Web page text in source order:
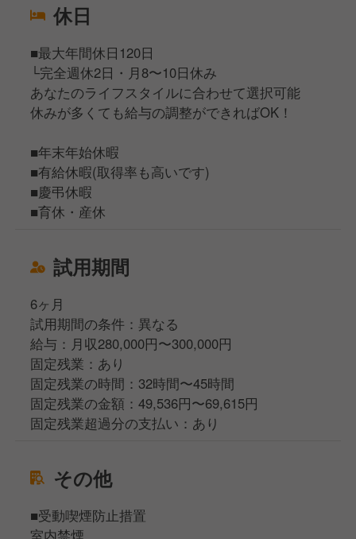
休日
■最大年間休日120日
└完全週休2日・月8〜10日休み
あなたのライフスタイルに合わせて選択可能
休みが多くても給与の調整ができればOK！
■年末年始休暇
■有給休暇(取得率も高いです)
■慶弔休暇
■育休・産休
試用期間
6ヶ月
試用期間の条件：異なる
給与：月収280,000円〜300,000円
固定残業：あり
固定残業の時間：32時間〜45時間
固定残業の金額：49,536円〜69,615円
固定残業超過分の支払い：あり
その他
■受動喫煙防止措置
室内禁煙